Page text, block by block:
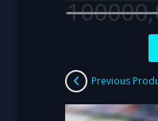
Previous